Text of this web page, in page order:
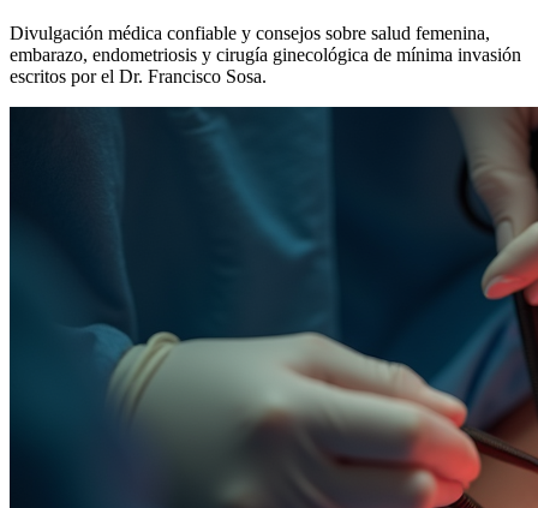
Divulgación médica confiable y consejos sobre salud femenina,
embarazo, endometriosis y cirugía ginecológica de mínima invasión
escritos por el Dr. Francisco Sosa.